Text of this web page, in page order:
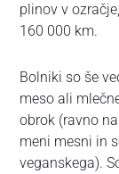
plinov v
160 000 km.
Bolniki so še
meso ali
obrok (ravno
meni mesni in
veganskega).